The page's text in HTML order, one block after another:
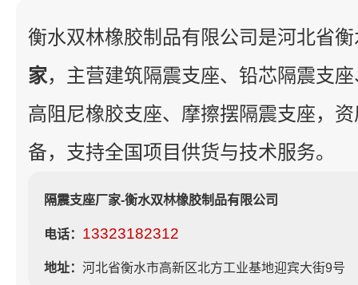
衡水双林橡胶制品有限公司是河北省
家，主营建筑隔震支座、铅芯隔震支
高阻尼橡胶支座、摩擦摆隔震支座，
备，支持全国项目供货与技术服务。
隔震支座厂家-衡水双林橡胶制品有限公司
电话： 13323182312
地址： 河北省衡水市高新区北方工业基地迎宾大街9号